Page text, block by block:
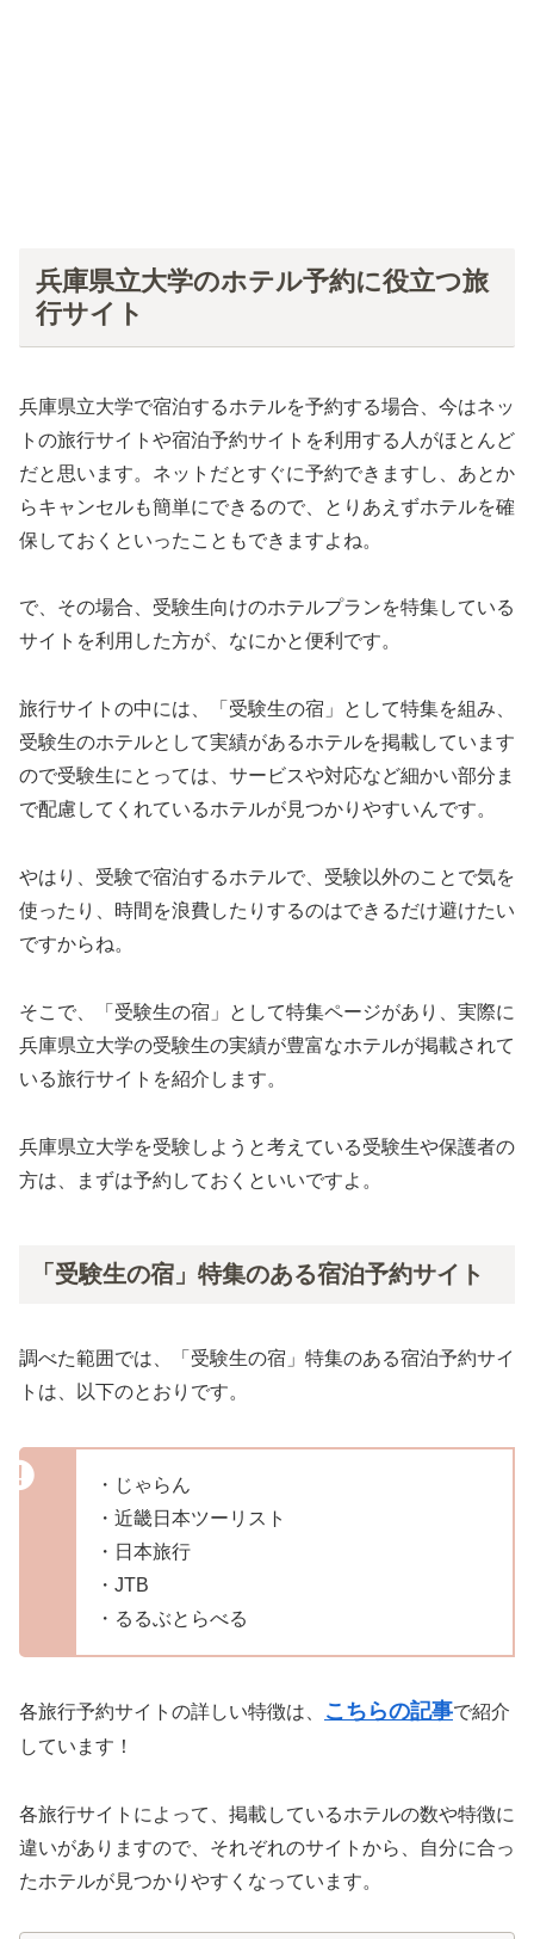
兵庫県立大学のホテル予約に役立つ旅
行サイト
兵庫県立大学で宿泊するホテルを予約する場合、今はネッ
トの旅行サイトや宿泊予約サイトを利用する人がほとんど
だと思います。ネットだとすぐに予約できますし、あとか
らキャンセルも簡単にできるので、とりあえずホテルを確
保しておくといったこともできますよね。
で、その場合、受験生向けのホテルプランを特集している
サイトを利用した方が、なにかと便利です。
旅行サイトの中には、「受験生の宿」として特集を組み、
受験生のホテルとして実績があるホテルを掲載しています
ので受験生にとっては、サービスや対応など細かい部分ま
で配慮してくれているホテルが見つかりやすいんです。
やはり、受験で宿泊するホテルで、受験以外のことで気を
使ったり、時間を浪費したりするのはできるだけ避けたい
ですからね。
そこで、「受験生の宿」として特集ページがあり、実際に
兵庫県立大学の受験生の実績が豊富なホテルが掲載されて
いる旅行サイトを紹介します。
兵庫県立大学を受験しようと考えている受験生や保護者の
方は、まずは予約しておくといいですよ。
「受験生の宿」特集のある宿泊予約サイト
調べた範囲では、「受験生の宿」特集のある宿泊予約サイ
トは、以下のとおりです。
・じゃらん
・近畿日本ツーリスト
・日本旅行
・JTB
・るるぶとらべる
各旅行予約サイトの詳しい特徴は、 こちらの記事で紹介
しています！
各旅行サイトによって、掲載しているホテルの数や特徴に
違いがありますので、それぞれのサイトから、自分に合っ
たホテルが見つかりやすくなっています。